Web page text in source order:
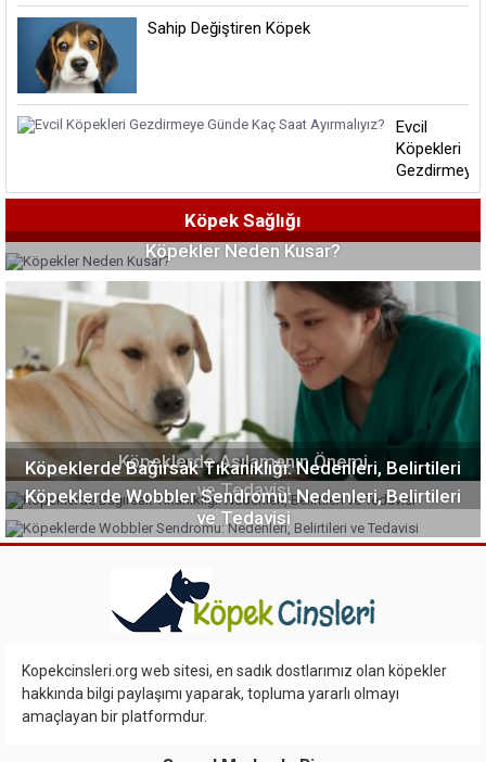
Sahip Değiştiren Köpek
Evcil
Köpekleri
Gezdirmeye
Günde
Ayırmalıyız?
Köpek Sağlığı
Köpekler Neden Kusar?
Köpeklerde Aşılamanın Önemi
Köpeklerde Bağırsak Tıkanıklığı: Nedenleri, Belirtileri
ve Tedavisi
Köpeklerde Wobbler Sendromu: Nedenleri, Belirtileri
ve Tedavisi
Kopekcinsleri.org web sitesi, en sadık dostlarımız olan köpekler
hakkında bilgi paylaşımı yaparak, topluma yararlı olmayı
amaçlayan bir platformdur.